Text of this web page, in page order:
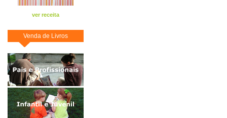
ver receita
Venda de Livros